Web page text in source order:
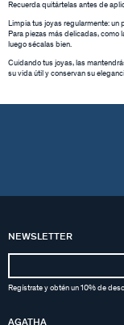
Recuerda quitártelas antes de
Limpia tus joyas regularmente: un
Para piezas más delicadas, como
luego sécalas bien.
Cuidando tus joyas, las
su vida útil y conservan su
NEWSLETTER
Regístrate y obtén un 10% de
AGATHA